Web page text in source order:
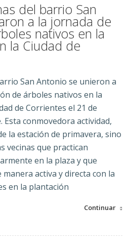
del barrio San
a la jornada de
nativos en la
la Ciudad de
San Antonio se unieron a
de árboles nativos en la
de Corrientes el 21 de
Esta conmovedora actividad,
la estación de primavera, sino
vecinas que practican
en la plaza y que
activa y directa con la
en la plantación
Continuar